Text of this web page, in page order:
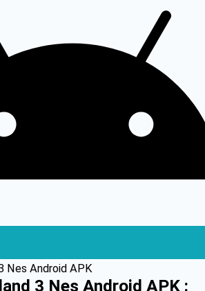
3 Nes Android APK :